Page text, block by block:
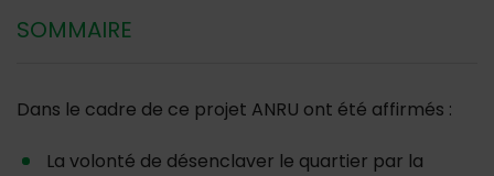
SOMMAIRE
Dans le cadre de ce projet ANRU ont été affirmés :
La volonté de désenclaver le quartier par la